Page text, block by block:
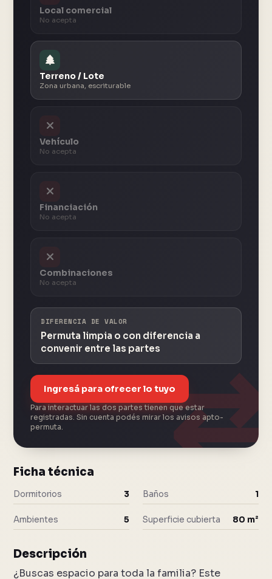
Local comercial
No acepta
Terreno / Lote
Zona urbana, escriturable
Vehículo
No acepta
Financiación
No acepta
Combinaciones
No acepta
DIFERENCIA DE VALOR
Permuta limpia o con diferencia a
convenir entre las partes
Ingresá para ofrecer lo tuyo
Para interactuar las dos partes tienen que estar
registradas. Sin cuenta podés mirar los avisos apto-
permuta.
Ficha técnica
Dormitorios 3 Baños 1
Ambientes 5 Superficie cubierta 80 m²
Descripción
¿Buscas espacio para toda la familia? Este